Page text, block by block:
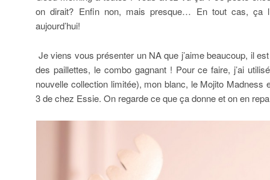
on dirait? Enfin non, mais presque… En tout cas, ça
aujourd’hui!
Je viens vous présenter un NA que j’aime beaucoup, il
des paillettes, le combo gagnant ! Pour ce faire, j’ai
nouvelle collection limitée), mon blanc, le Mojito Madness
3 de chez Essie. On regarde ce que ça donne et on en